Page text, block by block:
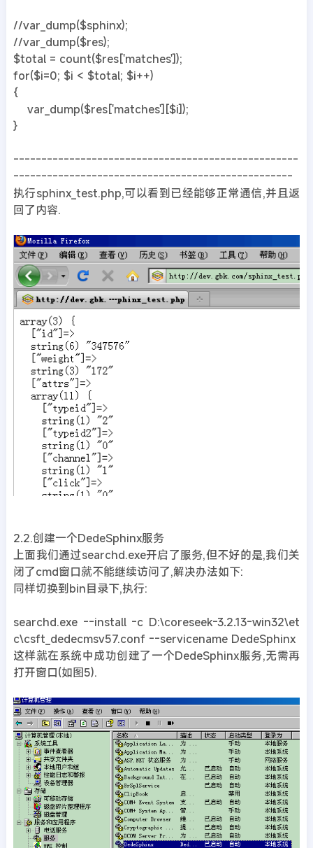
//var_dump($sphinx);
//var_dump($res);
$total = count($res['matches']);
for($i=0; $i < $total; $i++)
{
var_dump($res['matches'][$i]);
}
---------------------------------------------------
--------------------------------------------------
执行sphinx_test.php,可以看到已经能够正常通信,并且返
回了内容.
2.2.创建一个DedeSphinx服务
上面我们通过searchd.exe开启了服务,但不好的是,我们关
闭了cmd窗口就不能继续访问了,解决办法如下:
同样切换到bin目录下,执行:
searchd.exe --install -c D:\coreseek-3.2.13-win32\et
c\csft_dedecmsv57.conf --servicename DedeSphinx
这样就在系统中成功创建了一个DedeSphinx服务,无需再
打开窗口(如图5).